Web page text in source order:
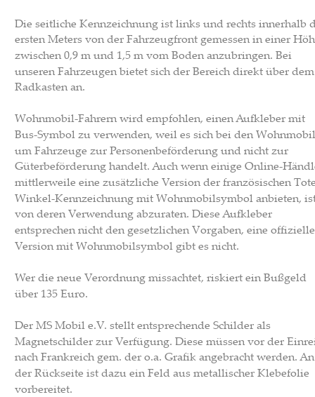
Die seitliche Kennzeichnung ist links und rechts innerhalb
ersten Meters von der Fahrzeugfront gemessen in einer
zwischen 0,9 m und 1,5 m vom Boden anzubringen. Bei
unseren Fahrzeugen bietet sich der Bereich direkt über
Radkasten an.
Wohnmobil-Fahrern wird empfohlen, einen Aufkleber mit
Bus-Symbol zu verwenden, weil es sich bei den
um Fahrzeuge zur Personenbeförderung und nicht zur
Güterbeförderung handelt. Auch wenn einige Online-
mittlerweile eine zusätzliche Version der französischen
Winkel-Kennzeichnung mit Wohnmobilsymbol anbieten,
von deren Verwendung abzuraten. Diese Aufkleber
entsprechen nicht den gesetzlichen Vorgaben, eine
Version mit Wohnmobilsymbol gibt es nicht.
Wer die neue Verordnung missachtet, riskiert ein Bußgeld
über 135 Euro.
Der MS Mobil e.V. stellt entsprechende Schilder als
Magnetschilder zur Verfügung. Diese müssen vor der
nach Frankreich gem. der o.a. Grafik angebracht werden.
der Rückseite ist dazu ein Feld aus metallischer Klebefolie
vorbereitet.